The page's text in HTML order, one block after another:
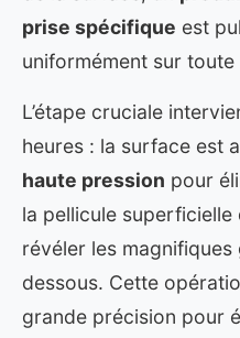
prise spécifique est
uniformément sur toute
L’étape cruciale
heures : la surface est
haute pression pour
la pellicule superficielle
révéler les magnifiques
dessous. Cette
grande précision pour